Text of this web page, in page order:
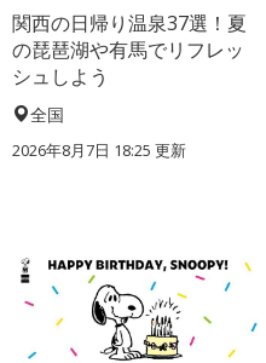
関西の日帰り温泉37選！夏
の琵琶湖や有馬でリフレッ
シュしよう
全国
2026年8月7日 18:25 更新